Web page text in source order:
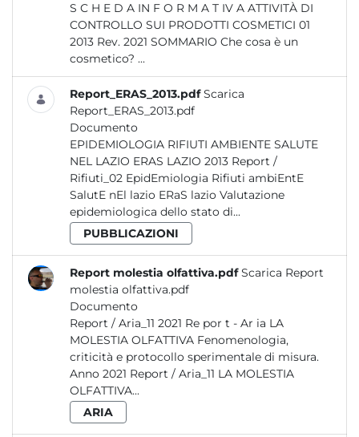
S C H E D A IN F O R M A T IV A ATTIVITÀ DI
CONTROLLO SUI PRODOTTI COSMETICI 01
2013 Rev. 2021 SOMMARIO Che cosa è un
cosmetico? ...
Report_ERAS_2013.pdf Scarica
Report_ERAS_2013.pdf
Documento
EPIDEMIOLOGIA RIFIUTI AMBIENTE SALUTE
NEL LAZIO ERAS LAZIO 2013 Report /
Rifiuti_02 EpidEmiologia Rifiuti ambiEntE
SalutE nEl lazio ERaS lazio Valutazione
epidemiologica dello stato di...
PUBBLICAZIONI
Report molestia olfattiva.pdf Scarica Report
molestia olfattiva.pdf
Documento
Report / Aria_11 2021 Re por t - Ar ia LA
MOLESTIA OLFATTIVA Fenomenologia,
criticità e protocollo sperimentale di misura.
Anno 2021 Report / Aria_11 LA MOLESTIA
OLFATTIVA...
ARIA